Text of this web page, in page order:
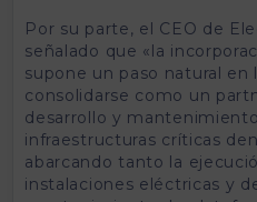
Por su parte, el CEO de
señalado que «la
supone un paso natural
consolidarse como un
desarrollo y
infraestructuras críticas
abarcando tanto la
instalaciones eléctricas y